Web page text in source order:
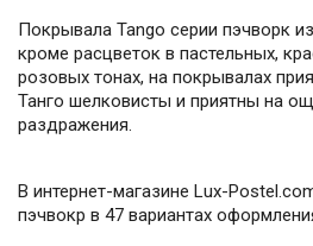
Покрывала Tango серии пэчворк
кроме расцветок в пастельных,
розовых тонах, на покрывалах
Танго шелковисты и приятны на
раздражения.
В интернет-магазине Lux-
пэчвокр в 47 вариантах